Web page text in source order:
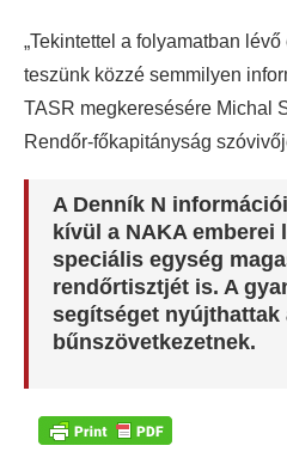
„Tekintettel a folyamatban
teszünk közzé semmilyen
TASR megkeresésére Michal
Rendőr-főkapitányság
A Denník N
kívül a NAKA emberei
speciális egység
rendőrtisztjét is. A
segítséget nyújthattak
bűnszövetkezetnek.